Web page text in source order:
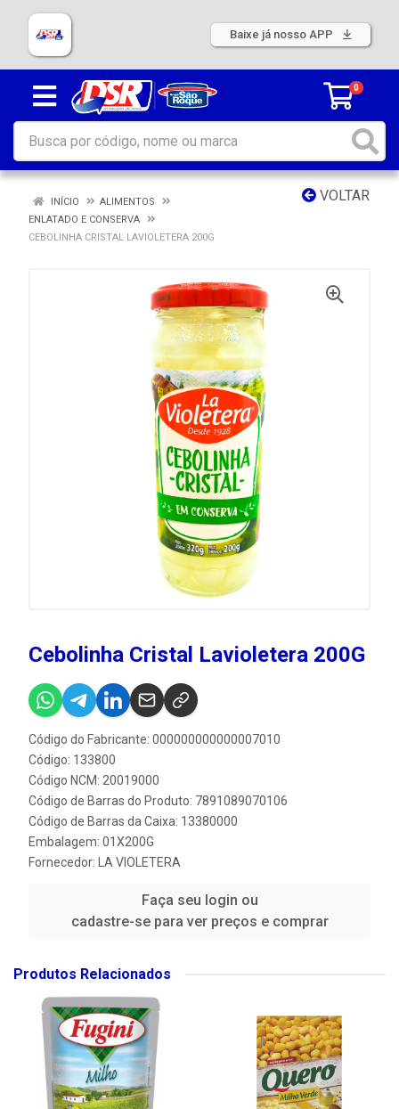
Baixe já nosso APP
0
VOLTAR
INÍCIO
ALIMENTOS
ENLATADO E CONSERVA
CEBOLINHA CRISTAL LAVIOLETERA 200G
Cebolinha Cristal Lavioletera 200G
Código do Fabricante: 000000000000007010
Código: 133800
Código NCM: 20019000
Código de Barras do Produto: 7891089070106
Código de Barras da Caixa: 13380000
Embalagem: 01X200G
Fornecedor:
LA VIOLETERA
Faça seu login ou
cadastre-se para ver preços e comprar
Produtos Relacionados